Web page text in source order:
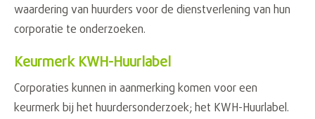
waardering van huurders voor de dienstverlening van hun
corporatie te onderzoeken.
Keurmerk KWH-Huurlabel
Corporaties kunnen in aanmerking komen voor een
keurmerk bij het huurdersonderzoek; het KWH-Huurlabel.